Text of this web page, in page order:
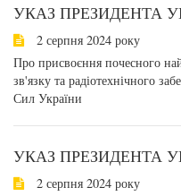
УКАЗ ПРЕЗИДЕНТА
2 серпня 2024 року
Про присвоєння почесного
зв'язку та радіотехнічного
Сил України
УКАЗ ПРЕЗИДЕНТА
2 серпня 2024 року